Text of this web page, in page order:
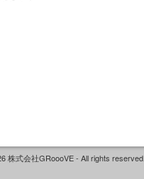
株式会社GRoooVE - All rights reserved.